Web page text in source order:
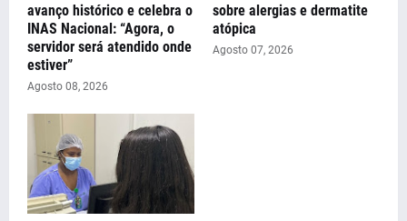
avanço histórico e celebra o
INAS Nacional: “Agora, o
servidor será atendido onde
estiver”
Agosto 08, 2026
sobre alergias e dermatite
atópica
Agosto 07, 2026